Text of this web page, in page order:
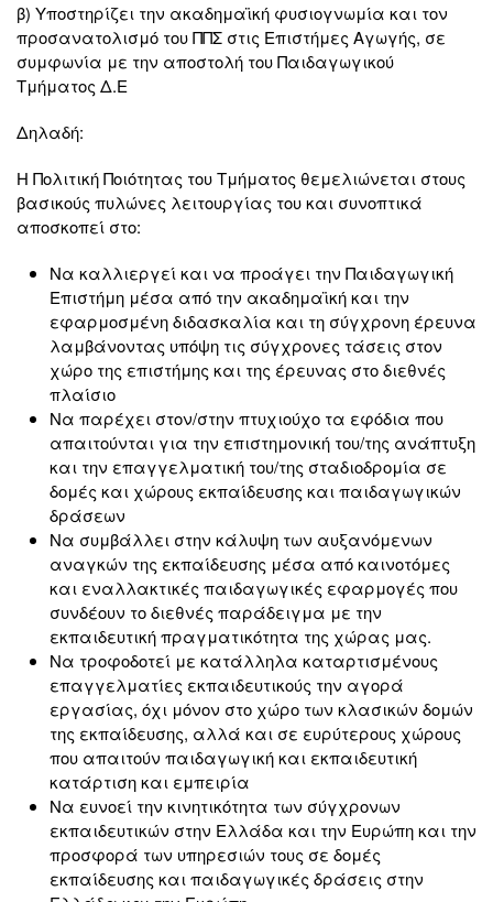
β) Υποστηρίζει την ακαδημαϊκή φυσιογνωμία και τον
προσανατολισμό του ΠΠΣ στις Επιστήμες Αγωγής, σε
συμφωνία με την αποστολή του Παιδαγωγικού
Τμήματος Δ.Ε
Δηλαδή:
H Πολιτική Ποιότητας του Τμήματος θεμελιώνεται στους
βασικούς πυλώνες λειτουργίας του και συνοπτικά
αποσκοπεί στο:
Να καλλιεργεί και να προάγει την Παιδαγωγική
Επιστήμη μέσα από την ακαδημαϊκή και την
εφαρμοσμένη διδασκαλία και τη σύγχρονη έρευνα
λαμβάνοντας υπόψη τις σύγχρονες τάσεις στον
χώρο της επιστήμης και της έρευνας στο διεθνές
πλαίσιο
Να παρέχει στον/στην πτυχιούχο τα εφόδια που
απαιτούνται για την επιστημονική του/της ανάπτυξη
και την επαγγελματική του/της σταδιοδρομία σε
δομές και χώρους εκπαίδευσης και παιδαγωγικών
δράσεων
Να συμβάλλει στην κάλυψη των αυξανόμενων
αναγκών της εκπαίδευσης μέσα από καινοτόμες
και εναλλακτικές παιδαγωγικές εφαρμογές που
συνδέουν το διεθνές παράδειγμα με την
εκπαιδευτική πραγματικότητα της χώρας μας.
Να τροφοδοτεί με κατάλληλα καταρτισμένους
επαγγελματίες εκπαιδευτικούς την αγορά
εργασίας, όχι μόνον στο χώρο των κλασικών δομών
της εκπαίδευσης, αλλά και σε ευρύτερους χώρους
που απαιτούν παιδαγωγική και εκπαιδευτική
κατάρτιση και εμπειρία
Να ευνοεί την κινητικότητα των σύγχρονων
εκπαιδευτικών στην Ελλάδα και την Ευρώπη και την
προσφορά των υπηρεσιών τους σε δομές
εκπαίδευσης και παιδαγωγικές δράσεις στην